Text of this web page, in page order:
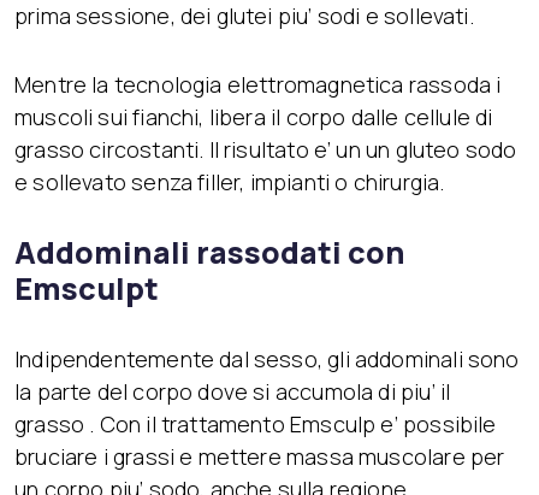
prima sessione, dei glutei piu’ sodi e sollevati.
Mentre la tecnologia elettromagnetica rassoda i
muscoli sui fianchi, libera il corpo dalle cellule di
grasso circostanti. Il risultato e’ un un gluteo sodo
e sollevato senza filler, impianti o chirurgia.
Addominali rassodati con
Emsculpt
Indipendentemente dal sesso, gli addominali sono
la parte del corpo dove si accumola di piu’ il
grasso . Con il trattamento Emsculp e’ possibile
bruciare i grassi e mettere massa muscolare per
un corpo piu’ sodo, anche sulla regione